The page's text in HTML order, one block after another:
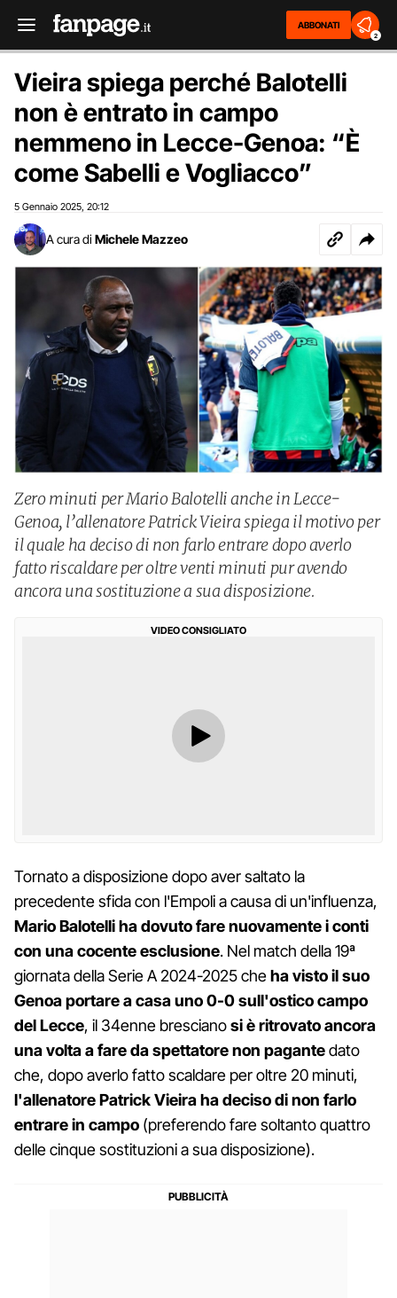
ABBONATI
2
Vieira spiega perché Balotelli
non è entrato in campo
nemmeno in Lecce-Genoa: “È
come Sabelli e Vogliacco”
5 Gennaio 2025 20:12
A cura di Michele Mazzeo
Zero minuti per Mario Balotelli anche in Lecce-
Genoa, l’allenatore Patrick Vieira spiega il motivo per
il quale ha deciso di non farlo entrare dopo averlo
fatto riscaldare per oltre venti minuti pur avendo
ancora una sostituzione a sua disposizione.
VIDEO CONSIGLIATO
Tornato a disposizione dopo aver saltato la
precedente sfida con l'Empoli a causa di un'influenza,
Mario Balotelli ha dovuto fare nuovamente i conti
con una cocente esclusione. Nel match della 19ª
giornata della Serie A 2024-2025 cheha visto il suo
Genoa portare a casa uno 0-0 sull'ostico campo
del Lecce, il 34enne brescianosi è ritrovato ancora
una volta a fare da spettatore non pagantedato
che, dopo averlo fatto scaldare per oltre 20 minuti,
l'allenatore Patrick Vieira ha deciso di non farlo
entrare in campo (preferendo fare soltanto quattro
delle cinque sostituzioni a sua disposizione).